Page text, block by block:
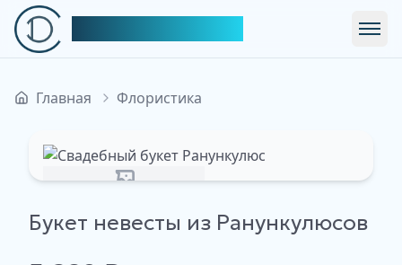
Главная Флористика
Букет невесты из Ранункулюсов